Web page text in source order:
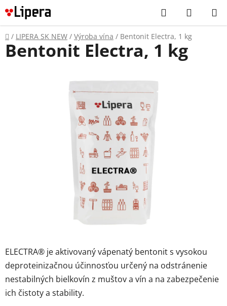
Prejsť
na
obsah
Hľadať
KOŠÍK
Domov
/ LIPERA SK NEW / Výroba vína / Bentonit Electra, 1 kg
ELECTRA® je aktivovaný vápenatý bentonit s vysokou
deproteinizačnou účinnosťou určený na odstránenie
nestabilných bielkovín z muštov a vín a na zabezpečenie
ich čistoty a stability.
Bentonit Electra, 1 kg